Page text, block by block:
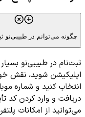
چگونه می‌توانم در طبیبی‌نو
ثبت‌نام در طبیبی‌نو
اپلیکیشن شوید، نقش
انتخاب کنید و شماره
دریافت و وارد کردن کد
می‌توانید از امکانات